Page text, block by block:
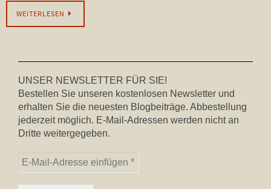
WEITERLESEN
UNSER NEWSLETTER FÜR SIE!
Bestellen Sie unseren kostenlosen Newsletter und
erhalten Sie die neuesten Blogbeiträge. Abbestellung
jederzeit möglich. E-Mail-Adressen werden nicht an
Dritte weitergegeben.